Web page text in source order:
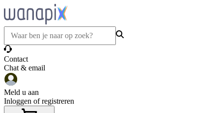
Contact
Chat & email
Meld u aan
Inloggen of registreren